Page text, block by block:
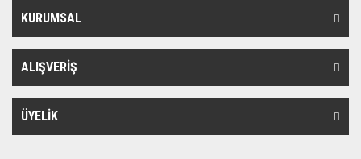
KURUMSAL
ALIŞVERİŞ
ÜYELİK